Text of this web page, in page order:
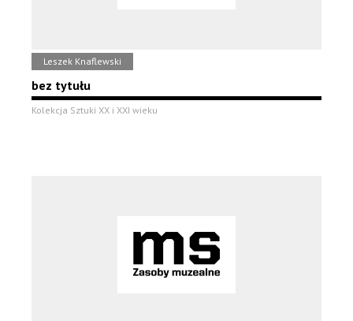
Leszek Knaflewski
bez tytułu
Kolekcja Sztuki XX i XXI wieku